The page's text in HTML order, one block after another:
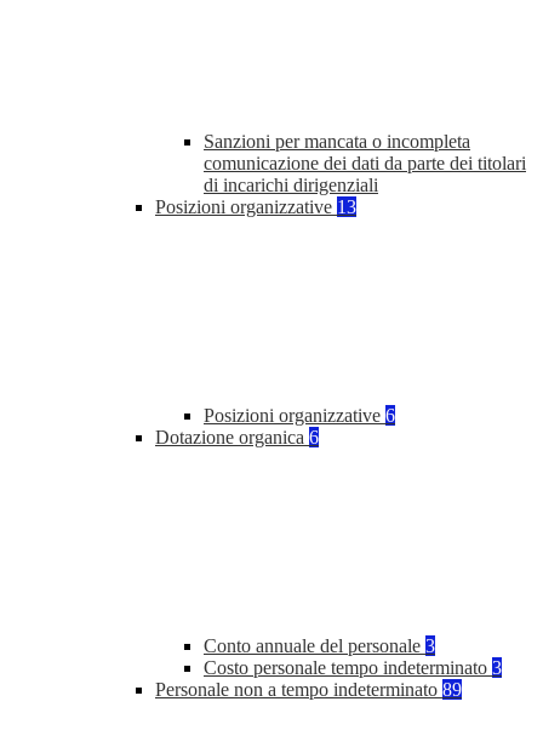
Sanzioni per mancata o incompleta
comunicazione dei dati da parte dei titolari
di incarichi dirigenziali
Posizioni organizzative 13
Posizioni organizzative 6
Dotazione organica 6
Conto annuale del personale 3
Costo personale tempo indeterminato 3
Personale non a tempo indeterminato 89